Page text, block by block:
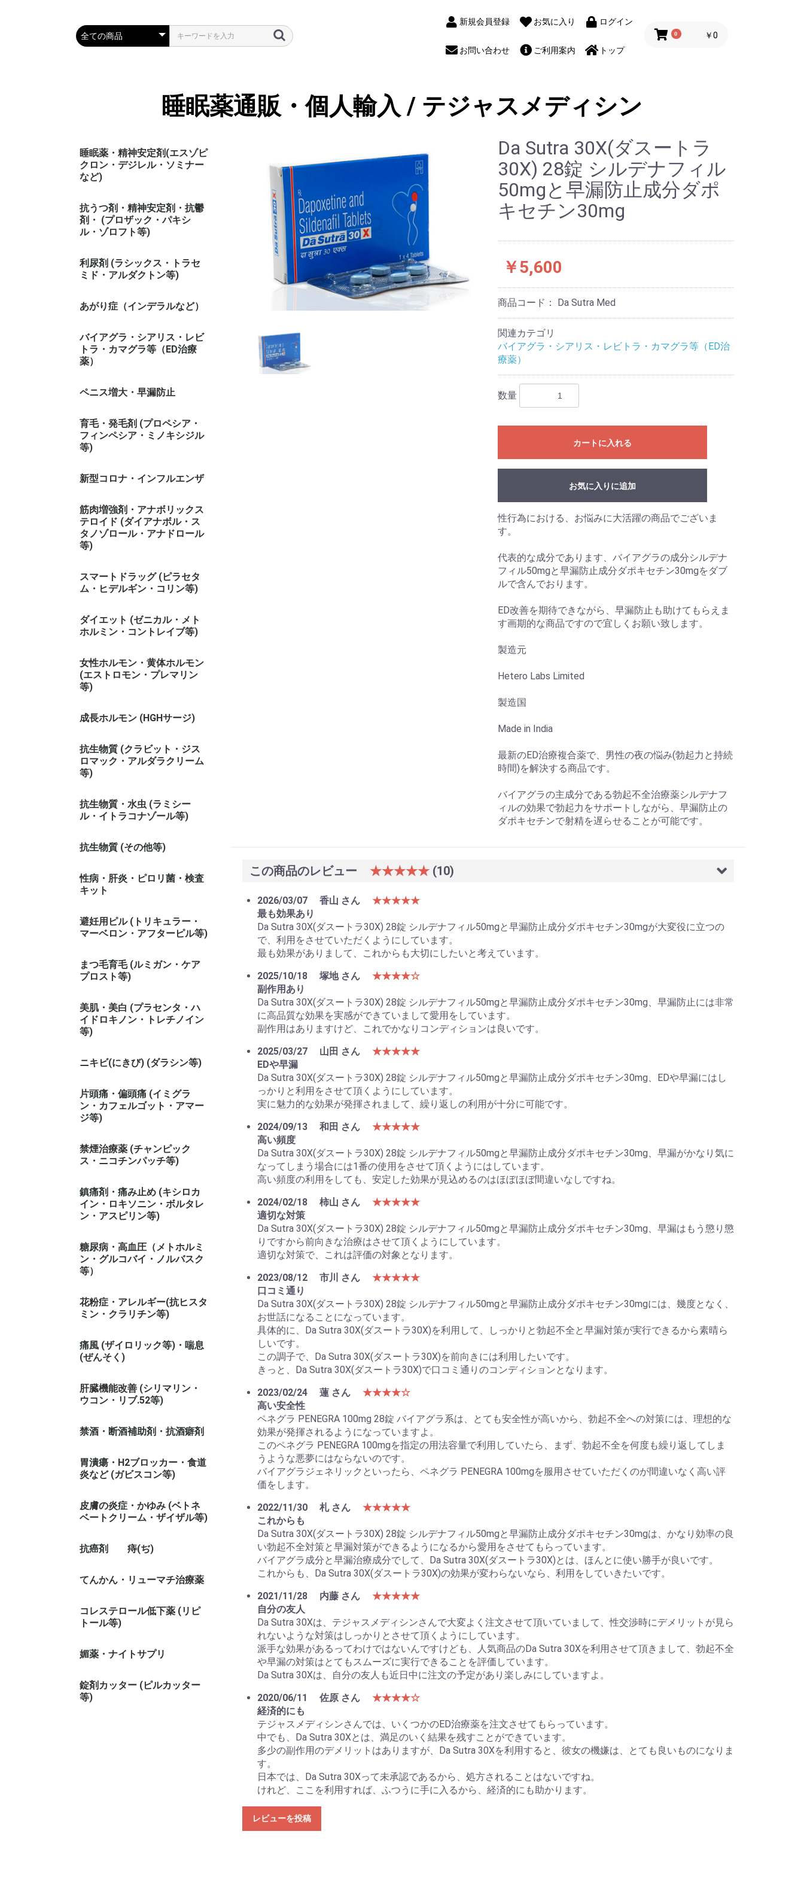
新規会員登録 お気に入り ログイン
お問い合わせ ご利用案内 トップ
0 ￥0
睡眠薬通販・個人輸入 / テジャスメディシン
睡眠薬・精神安定剤(エスゾピ
クロン・デジレル・ソミナー
など)
抗うつ剤・精神安定剤・抗鬱
剤・ (プロザック・パキシ
ル・ゾロフト等)
利尿剤 (ラシックス・トラセ
ミド・アルダクトン等)
あがり症（インデラルなど）
バイアグラ・シアリス・レビ
トラ・カマグラ等（ED治療
薬）
ペニス増大・早漏防止
育毛・発毛剤 (プロペシア・
フィンペシア・ミノキシジル
等)
新型コロナ・インフルエンザ
筋肉増強剤・アナボリックス
テロイド (ダイアナボル・ス
タノゾロール・アナドロール
等)
スマートドラッグ (ピラセタ
ム・ヒデルギン・コリン等)
ダイエット (ゼニカル・メト
ホルミン・コントレイブ等)
女性ホルモン・黄体ホルモン
(エストロモン・プレマリン
等)
成長ホルモン (HGHサージ)
抗生物質 (クラビット・ジス
ロマック・アルダラクリーム
等)
抗生物質・水虫 (ラミシー
ル・イトラコナゾール等)
抗生物質 (その他等)
性病・肝炎・ピロリ菌・検査
キット
避妊用ピル (トリキュラー・
マーベロン・アフターピル等)
まつ毛育毛 (ルミガン・ケア
プロスト等)
美肌・美白 (プラセンタ・ハ
イドロキノン・トレチノイン
等)
ニキビ(にきび) (ダラシン等)
片頭痛・偏頭痛 (イミグラ
ン・カフェルゴット・アマー
ジ等)
禁煙治療薬 (チャンピック
ス・ニコチンパッチ等)
鎮痛剤・痛み止め (キシロカ
イン・ロキソニン・ボルタレ
ン・アスピリン等)
糖尿病・高血圧（メトホルミ
ン・グルコバイ・ノルバスク
等）
花粉症・アレルギー(抗ヒスタ
ミン・クラリチン等)
痛風 (ザイロリック等)・喘息
(ぜんそく)
肝臓機能改善 (シリマリン・
ウコン・リブ.52等)
禁酒・断酒補助剤・抗酒癖剤
胃潰瘍・H2ブロッカー・食道
炎など (ガビスコン等)
皮膚の炎症・かゆみ (ベトネ
ベートクリーム・ザイザル等)
抗癌剤 痔(ぢ)
てんかん・リューマチ治療薬
コレステロール低下薬 (リピ
トール等)
媚薬・ナイトサプリ
錠剤カッター (ピルカッター
等)
Da Sutra 30X(ダスートラ
30X) 28錠 シルデナフィル
50mgと早漏防止成分ダポ
キセチン30mg
￥5,600
商品コード： Da Sutra Med
関連カテゴリ
バイアグラ・シアリス・レビトラ・カマグラ等（ED治
療薬）
数量
カートに入れる
お気に入りに追加
性行為における、お悩みに大活躍の商品でございま
す。
代表的な成分であります、バイアグラの成分シルデナ
フィル50mgと早漏防止成分ダポキセチン30mgをダブ
ルで含んでおります。
ED改善を期待できながら、早漏防止も助けてもらえま
す画期的な商品ですので宜しくお願い致します。
製造元
Hetero Labs Limited
製造国
Made in India
最新のED治療複合薬で、男性の夜の悩み(勃起力と持続
時間)を解決する商品です。
バイアグラの主成分である勃起不全治療薬シルデナフ
ィルの効果で勃起力をサポートしながら、早漏防止の
ダポキセチンで射精を遅らせることが可能です。
この商品のレビュー ★★★★★ (10)
2026/03/07 香山 さん
★★★★★
最も効果あり
Da Sutra 30X(ダスートラ30X) 28錠 シルデナフィル50mgと早漏防止成分ダポキセチン30mgが大変役に立つの
で、利用をさせていただくようにしています。
最も効果がありまして、これからも大切にしたいと考えています。
2025/10/18
塚地 さん
★★★★☆
副作用あり
Da Sutra 30X(ダスートラ30X) 28錠 シルデナフィル50mgと早漏防止成分ダポキセチン30mg、早漏防止には非常
に高品質な効果を実感ができていまして愛用をしています。
副作用はありますけど、これでかなりコンディションは良いです。
2025/03/27
山田 さん
★★★★★
EDや早漏
Da Sutra 30X(ダスートラ30X) 28錠 シルデナフィル50mgと早漏防止成分ダポキセチン30mg、EDや早漏にはし
っかりと利用をさせて頂くようにしています。
実に魅力的な効果が発揮されまして、繰り返しの利用が十分に可能です。
2024/09/13
和田 さん
★★★★★
高い頻度
Da Sutra 30X(ダスートラ30X) 28錠 シルデナフィル50mgと早漏防止成分ダポキセチン30mg、早漏がかなり気に
なってしまう場合には1番の使用をさせて頂くようにはしています。
高い頻度の利用をしても、安定した効果が見込めるのはほぼほぼ間違いなしですね。
2024/02/18
柿山 さん
★★★★★
適切な対策
Da Sutra 30X(ダスートラ30X) 28錠 シルデナフィル50mgと早漏防止成分ダポキセチン30mg、早漏はもう懲り懲
りですから前向きな治療はさせて頂くようにしています。
適切な対策で、これは評価の対象となります。
2023/08/12
市川 さん
★★★★★
口コミ通り
Da Sutra 30X(ダスートラ30X) 28錠 シルデナフィル50mgと早漏防止成分ダポキセチン30mgには、幾度となく、
お世話になることになっています。
具体的に、Da Sutra 30X(ダスートラ30X)を利用して、しっかりと勃起不全と早漏対策が実行できるから素晴ら
しいです。
この調子で、Da Sutra 30X(ダスートラ30X)を前向きには利用したいです。
きっと、Da Sutra 30X(ダスートラ30X)で口コミ通りのコンディションとなります。
2023/02/24
蓮 さん
★★★★☆
高い安全性
ペネグラ PENEGRA 100mg 28錠 バイアグラ系は、とても安全性が高いから、勃起不全への対策には、理想的な
効果が発揮されるようになっていますよ。
このペネグラ PENEGRA 100mgを指定の用法容量で利用していたら、まず、勃起不全を何度も繰り返してしま
うような悪夢にはならないのです。
バイアグラジェネリックといったら、ペネグラ PENEGRA 100mgを服用させていただくのが間違いなく高い評
価をします。
2022/11/30
札 さん
★★★★★
これからも
Da Sutra 30X(ダスートラ30X) 28錠 シルデナフィル50mgと早漏防止成分ダポキセチン30mgは、かなり効率の良
い勃起不全対策と早漏対策ができるようになるから愛用をさせてもらっています。
バイアグラ成分と早漏治療成分でして、Da Sutra 30X(ダスートラ30X)とは、ほんとに使い勝手が良いです。
これからも、Da Sutra 30X(ダスートラ30X)の効果が変わらないなら、利用をしていきたいです。
2021/11/28
内藤 さん
★★★★★
自分の友人
Da Sutra 30Xは、テジャスメディシンさんで大変よく注文させて頂いていまして、性交渉時にデメリットが見ら
れないような対策はしっかりとさせて頂くようにしています。
派手な効果があるってわけではないんですけども、人気商品のDa Sutra 30Xを利用させて頂きまして、勃起不全
や早漏の対策はとてもスムーズに実行できることを評価しています。
Da Sutra 30Xは、自分の友人も近日中に注文の予定があり楽しみにしていますよ。
2020/06/11
佐原 さん
★★★★☆
経済的にも
テジャスメディシンさんでは、いくつかのED治療薬を注文させてもらっています。
中でも、Da Sutra 30Xとは、満足のいく結果を残すことができています。
多少の副作用のデメリットはありますが、Da Sutra 30Xを利用すると、彼女の機嫌は、とても良いものになりま
す。
日本では、Da Sutra 30Xって未承認であるから、処方されることはないですね。
けれど、ここを利用すれば、ふつうに手に入るから、経済的にも助かります。
レビューを投稿